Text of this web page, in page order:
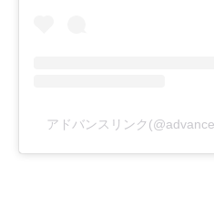
アドバンスリンク